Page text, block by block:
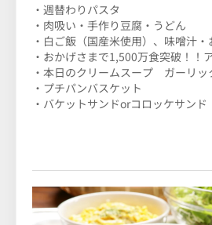
・週替わりパスタ
・肉吸い・手作り豆腐・うどん
・白ご飯（国産米使用）、味噌汁・
・おかげさまで1,500万食突破！！
・本日のクリームスープ ガーリッ
・プチパンバスケット
・バケットサンドorコロッケサンド